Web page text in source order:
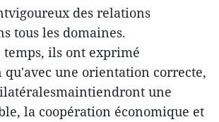
des relations
tous les domaines.
temps, ils ont exprimé
une orientation correcte,
une
la coopération économique et